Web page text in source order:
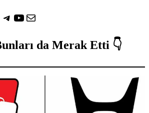
Telegram
YouTube
E-posta
da Merak Etti 👇